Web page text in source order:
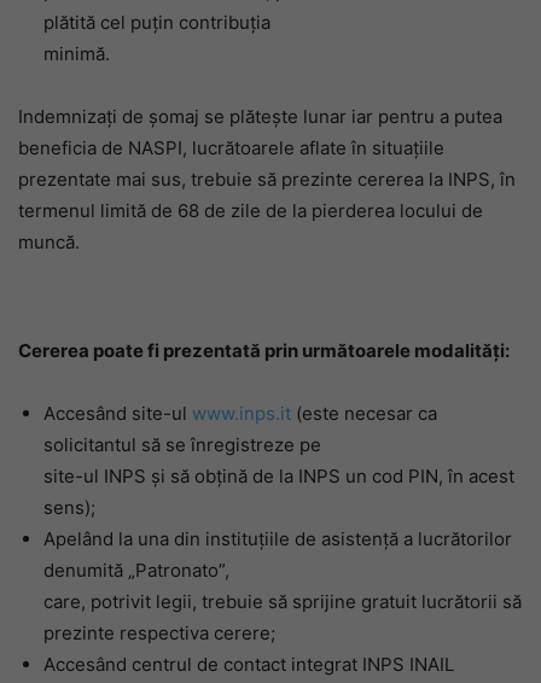
plătită cel puţin contribuţia
minimă.
Indemnizați de șomaj se plătește lunar iar pentru a putea
beneficia de NASPI, lucrătoarele aflate în situaţiile
prezentate mai sus, trebuie să prezinte cererea la INPS, în
termenul limită de 68 de zile de la pierderea locului de
muncă.
Cererea poate fi prezentată prin următoarele modalităţi:
Accesând site-ul www.inps.it (este necesar ca
solicitantul să se înregistreze pe
site-ul INPS şi să obţină de la INPS un cod PIN, în acest
sens);
Apelând la una din instituţiile de asistenţă a lucrătorilor
denumită „Patronato”,
care, potrivit legii, trebuie să sprijine gratuit lucrătorii să
prezinte respectiva cerere;
Accesând centrul de contact integrat INPS INAIL